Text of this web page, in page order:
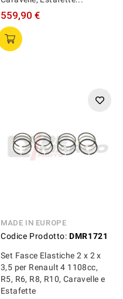
559,90 €
MADE IN EUROPE
Codice Prodotto: DMR1721
Set Fasce Elastiche 2 x 2 x
3,5 per Renault 4 1108cc,
R5, R6, R8, R10, Caravelle e
Estafette